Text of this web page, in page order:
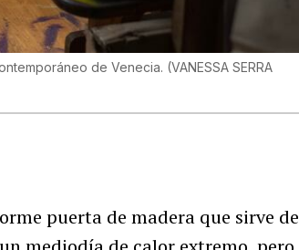
de Venecia. (VANESSA SERRA
puerta de madera que sirve de